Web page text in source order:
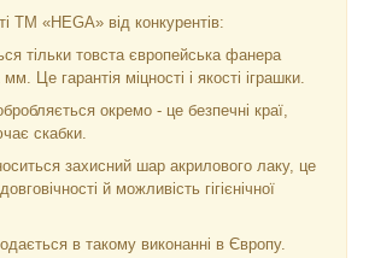
ТМ «HEGA» від конкурентів:
тільки товста європейська фанера
Це гарантія міцності і якості іграшки.
окремо - це безпечні краї,
скабки.
захисний шар акрилового лаку, це
й можливість гігієнічної
в такому виконанні в Європу.